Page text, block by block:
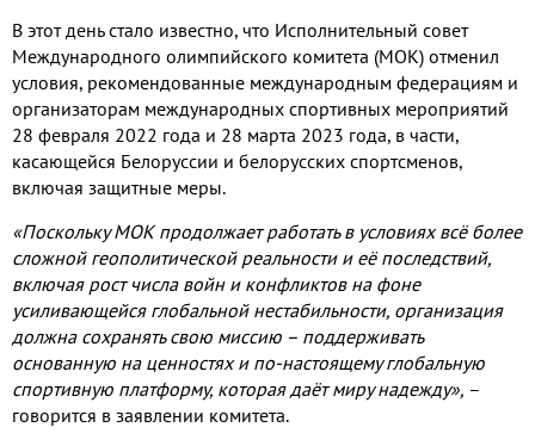
В этот день стало известно, что Исполнительный совет
Международного олимпийского комитета (МОК) отменил
условия, рекомендованные международным федерациям и
организаторам международных спортивных мероприятий
28 февраля 2022 года и 28 марта 2023 года, в части,
касающейся Белоруссии и белорусских спортсменов,
включая защитные меры.
«Поскольку МОК продолжает работать в условиях всё более
сложной геополитической реальности и её последствий,
включая рост числа войн и конфликтов на фоне
усиливающейся глобальной нестабильности, организация
должна сохранять свою миссию – поддерживать
основанную на ценностях и по-настоящему глобальную
спортивную платформу, которая даёт миру надежду», –
говорится в заявлении комитета.